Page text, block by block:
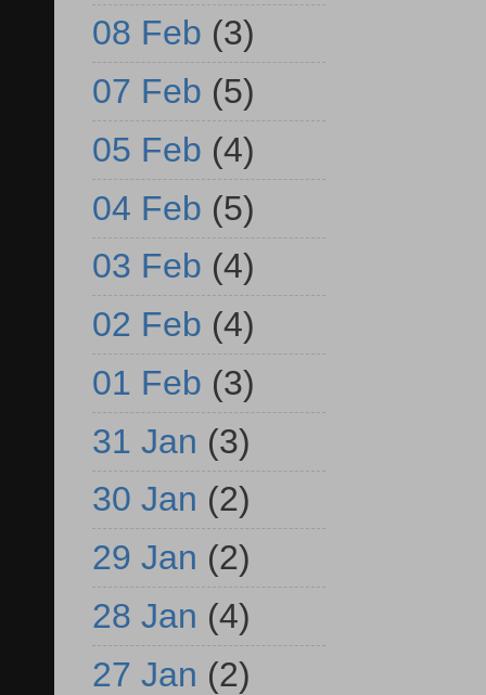
08 Feb (3)
07 Feb (5)
05 Feb (4)
04 Feb (5)
03 Feb (4)
02 Feb (4)
01 Feb (3)
31 Jan (3)
30 Jan (2)
29 Jan (2)
28 Jan (4)
27 Jan (2)